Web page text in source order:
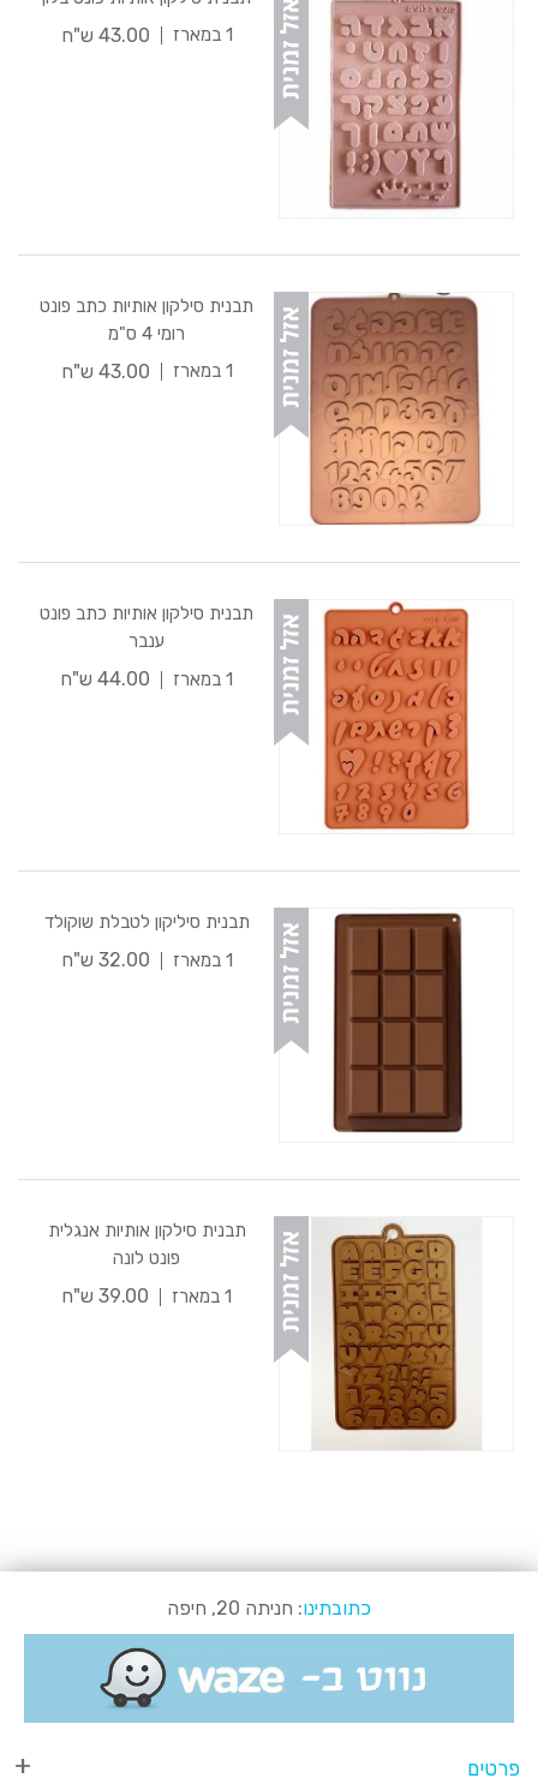
1 במארז
43.00 ש"ח
תבנית סילקון אותיות כתב פונט
רומי 4 ס"מ
1 במארז
43.00 ש"ח
תבנית סילקון אותיות כתב פונט
ענבר
1 במארז
44.00 ש"ח
תבנית סיליקון לטבלת שוקולד
1 במארז
32.00 ש"ח
תבנית סילקון אותיות אנגלית
פונט לונה
1 במארז
39.00 ש"ח
כתובתינו: חניתה 20, חיפה
פרטים